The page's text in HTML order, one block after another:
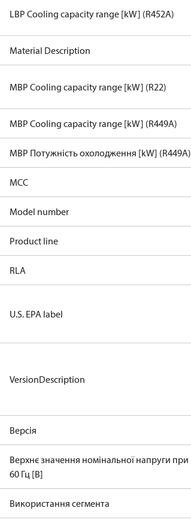
LBP Cooling capacity range [kW] (R452A)
Material Description
MBP Cooling capacity range [kW] (R22)
MBP Cooling capacity range [kW] (R449A)
MBP Потужність охолодження [kW] (R449A)
MCC
Model number
Product line
RLA
U.S. EPA label
VersionDescription
Версія
Верхнє значення номінальної напруги при
60 Гц [В]
Використання сегмента